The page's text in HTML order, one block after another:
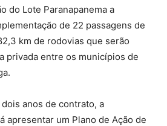
do Lote Paranapanema a
de 22 passagens de
km de rodovias que serão
privada entre os municípios de
anos de contrato, a
apresentar um Plano de Ação de